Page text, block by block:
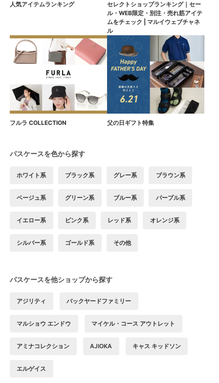
人気アイテムランキング
セレクトショップランキング｜セー
ル・WEB限定・別注・売れ筋アイテ
ムをチェック | マルイウェブチャネ
ル
フルラ COLLECTION 父の日ギフト特集
パスケースを色から探す
ホワイト系 ブラック系 グレー系 ブラウン系
ベージュ系 グリーン系 ブルー系 パープル系
イエロー系 ピンク系 レッド系 オレンジ系
シルバー系 ゴールド系 その他
パスケースを他ショップから探す
アジリティ バックヤードファミリー
マルショウ エンドウ マイケル・コース アウトレット
アミナコレクション AJIOKA キャス キッドソン
エルゲイス